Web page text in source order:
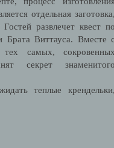
отдельная
развлечет квест
Брата Виттауса. Вместе
самых,
секрет
теплые